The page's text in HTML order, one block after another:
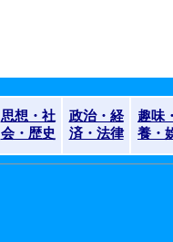
思想・社
会・歴史
政治・経
済・法律
趣味
養・